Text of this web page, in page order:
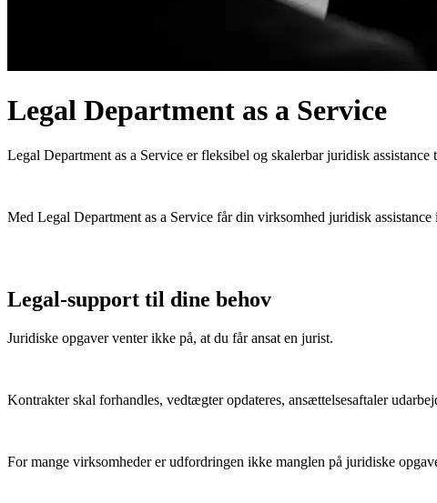
Legal Department as a Service
Legal Department as a Service er fleksibel og skalerbar juridisk
Med Legal Department as a Service får din virksomhed juridisk
Legal-support til dine behov
Juridiske opgaver venter ikke på, at du får ansat en jurist.
Kontrakter skal forhandles, vedtægter opdateres, ansættelsesaftaler
For mange virksomheder er udfordringen ikke manglen på juridiske